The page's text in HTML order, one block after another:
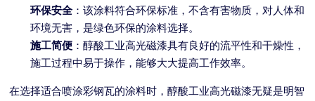
环保安全：该涂料符合环保标准，不含有害物质，对人体和
环境无害，是绿色环保的涂料选择。
施工简便 ：醇酸工业高光磁漆具有良好的流平性和干燥性，
施工过程中易于操作，能够大大提高工作效率。
在选择适合喷涂彩钢瓦的涂料时，醇酸工业高光磁漆无疑是明智